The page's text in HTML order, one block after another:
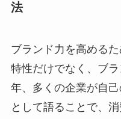
法
ブランド力を高める
特性だけでなく、ブ
年、多くの企業が自
として語ることで、